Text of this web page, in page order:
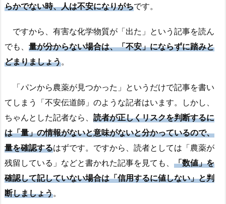
らかでない時、人は不安になりがちです。
ですから、有害な化学物質が「出た」という記事を読ん
でも、 量が分からない場合は、「不安」にならずに踏みと
どまりましょう。
「パンから農薬が見つかった」というだけで記事を書い
てしまう「不安伝道師」のような記者はいます。しかし、
ちゃんとした記者なら、 読者が正しくリスクを判断するに
は「量」の情報がないと意味がないと分かっているので、
量を確認するはずです。ですから、読者としては「農薬が
残留している」などと書かれた記事を見ても、 「数値」を
確認して記していない場合は「信用するに値しない」と判
断しましょう。